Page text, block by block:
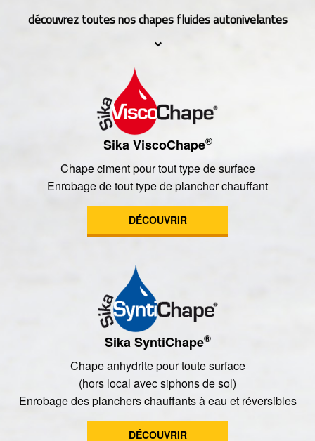
découvrez toutes nos chapes fluides autonivelantes
Sika ViscoChape®
Chape ciment pour tout type de surface
Enrobage de tout type de plancher chauffant
DÉCOUVRIR
Sika SyntiChape®
Chape anhydrite pour toute surface
(hors local avec siphons de sol)
Enrobage des planchers chauffants à eau et réversibles
DÉCOUVRIR